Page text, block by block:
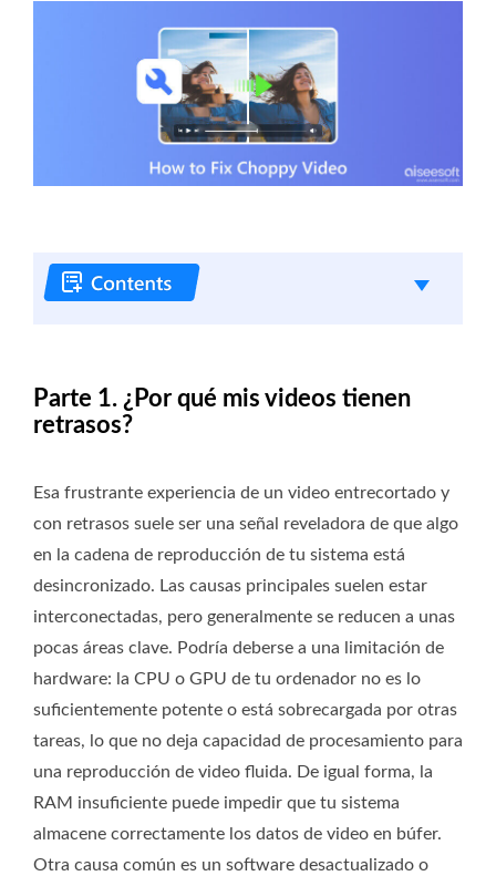
Parte 1. ¿Por qué mis videos tienen
retrasos?
Esa frustrante experiencia de un video entrecortado y
con retrasos suele ser una señal reveladora de que algo
en la cadena de reproducción de tu sistema está
desincronizado. Las causas principales suelen estar
interconectadas, pero generalmente se reducen a unas
pocas áreas clave. Podría deberse a una limitación de
hardware: la CPU o GPU de tu ordenador no es lo
suficientemente potente o está sobrecargada por otras
tareas, lo que no deja capacidad de procesamiento para
una reproducción de video fluida. De igual forma, la
RAM insuficiente puede impedir que tu sistema
almacene correctamente los datos de video en búfer.
Otra causa común es un software desactualizado o